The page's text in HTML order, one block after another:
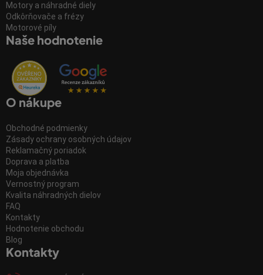
Motory a náhradné diely
Odkôrňovače a frézy
Motorové píly
Naše hodnotenie
O nákupe
Obchodné podmienky
Zásady ochrany osobných údajov
Reklamačný poriadok
Doprava a platba
Moja objednávka
Vernostný program
Kvalita náhradných dielov
FAQ
Kontakty
Hodnotenie obchodu
Blog
Kontakty